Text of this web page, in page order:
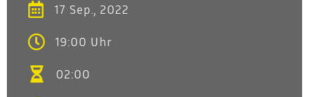
17 Sep., 2022
19:00 Uhr
02:00